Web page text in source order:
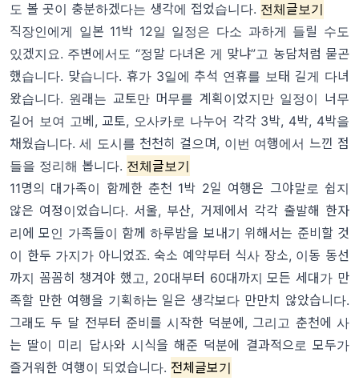
도 볼 곳이 충분하겠다는 생각에 접었습니다. 전체글보기
직장인에게 일본 11박 12일 일정은 다소 과하게 들릴 수도
있겠지요. 주변에서도 “정말 다녀온 게 맞냐”고 농담처럼 묻곤
했습니다. 맞습니다. 휴가 3일에 추석 연휴를 보태 길게 다녀
왔습니다. 원래는 교토만 머무를 계획이었지만 일정이 너무
길어 보여 고베, 교토, 오사카로 나누어 각각 3박, 4박, 4박을
채웠습니다. 세 도시를 천천히 걸으며, 이번 여행에서 느낀 점
들을 정리해 봅니다. 전체글보기
11명의 대가족이 함께한 춘천 1박 2일 여행은 그야말로 쉽지
않은 여정이었습니다. 서울, 부산, 거제에서 각각 출발해 한자
리에 모인 가족들이 함께 하루밤을 보내기 위해서는 준비할 것
이 한두 가지가 아니었죠. 숙소 예약부터 식사 장소, 이동 동선
까지 꼼꼼히 챙겨야 했고, 20대부터 60대까지 모든 세대가 만
족할 만한 여행을 기획하는 일은 생각보다 만만치 않았습니다.
그래도 두 달 전부터 준비를 시작한 덕분에, 그리고 춘천에 사
는 딸이 미리 답사와 시식을 해준 덕분에 결과적으로 모두가
즐거워한 여행이 되었습니다. 전체글보기